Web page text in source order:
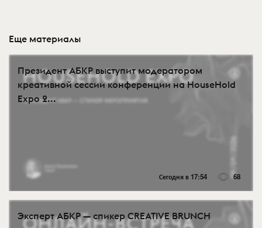
Еще материалы
Президент АБКР выступит модератором
креативной сессии конференции на HouseHold
Expo 2...
Сегодня в 17:54 68
Эксперт АБКР — спикер CREATIVE BRUNCH